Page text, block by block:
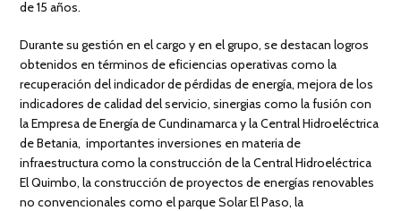
de 15 años.
Durante su gestión en el cargo y en el grupo, se destacan logros
obtenidos en términos de eficiencias operativas como la
recuperación del indicador de pérdidas de energía, mejora de los
indicadores de calidad del servicio, sinergias como la fusión con
la Empresa de Energía de Cundinamarca y la Central Hidroeléctrica
de Betania, importantes inversiones en materia de
infraestructura como la construcción de la Central Hidroeléctrica
El Quimbo, la construcción de proyectos de energías renovables
no convencionales como el parque Solar El Paso, la